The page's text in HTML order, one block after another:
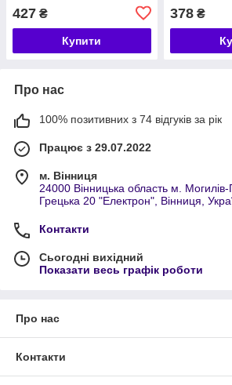
427 ₴
Купити
378₴
Про нас
100% позитивних з 74 відгуків за рік
Працює з 29.07.2022
м. Вінниця
24000 Вінницька область м. Могилів-
Грецька 20 "Електрон", Вінниця,
Контакти
Сьогодні вихідний
Показати весь графік роботи
Про нас
Контакти